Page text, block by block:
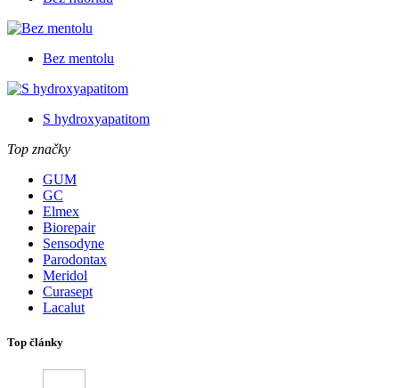
Bez mentolu
S hydroxyapatitom
Top značky
GUM
GC
Elmex
Biorepair
Sensodyne
Parodontax
Meridol
Curasept
Lacalut
Top články